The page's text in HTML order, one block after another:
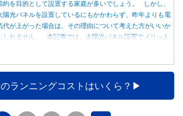
約を目的として設置する家庭が多いでしょう。 しかし、
陽光パネルを設置しているにもかかわらず、昨年よりも電
代が上がった場合は、その理由について考えた方がいいか
しれません。 本記事では、太陽光パネル設置でメリット
ランニングコストはいくら？